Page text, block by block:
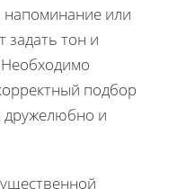
или
задать тон и
подбор
дружелюбно и